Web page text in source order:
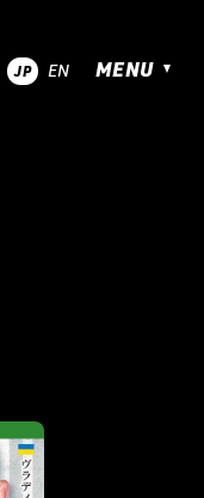
JP EN MENU